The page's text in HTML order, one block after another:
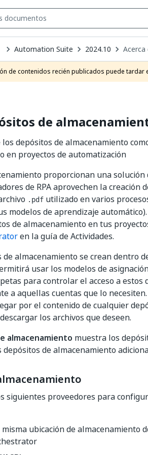
Automation Suite 2024.10
de contenidos recién publicados puede
de
depósitos de almacenamiento
en proyectos de automatización
proporcionan una
de RPA aprovechen la creación
.pdf utilizado en varios
modelos de aprendizaje
de almacenamiento en tus
en la guía de Actividades.
de almacenamiento se crean dentro
usar los modelos de
para controlar el acceso a estos
a aquellas cuentas que lo
por el contenido de cualquier
los archivos que deseen.
almacenamiento muestra los
de almacenamiento
siguientes proveedores para
misma ubicación de almacenamiento